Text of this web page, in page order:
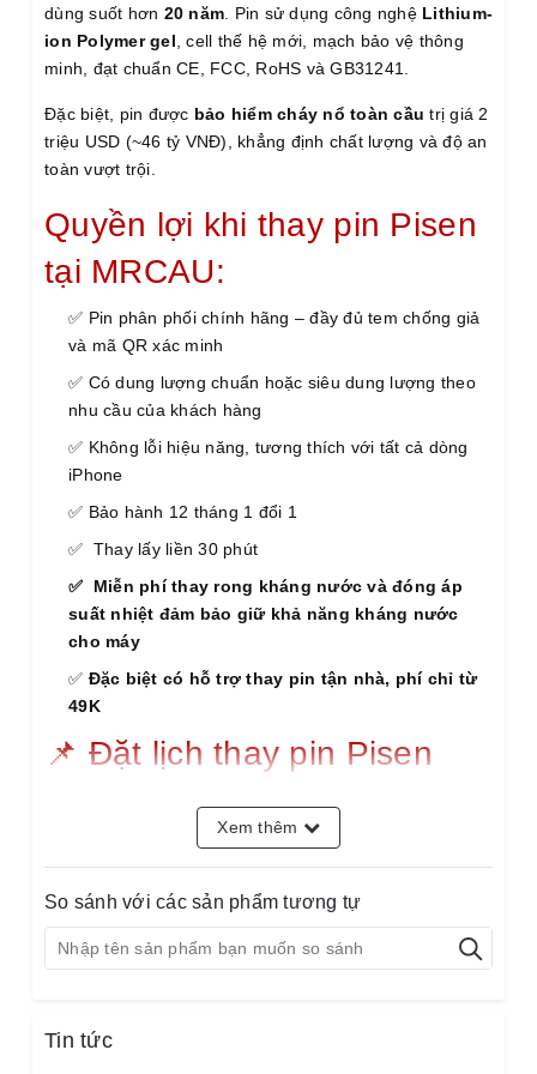
dùng suốt hơn 20 năm . Pin sử dụng công nghệ Lithium-
ion Polymer gel , cell thế hệ mới, mạch bảo vệ thông
minh, đạt chuẩn CE, FCC, RoHS và GB31241.
Đặc biệt, pin được bảo hiểm cháy nổ toàn cầu trị giá 2
triệu USD (~46 tỷ VNĐ), khẳng định chất lượng và độ an
toàn vượt trội.
Quyền lợi khi thay pin Pisen
tại MRCAU:
✅ Pin phân phối chính hãng – đầy đủ tem chống giả
và mã QR xác minh
✅ Có dung lượng chuẩn hoặc siêu dung lượng theo
nhu cầu của khách hàng
✅ Không lỗi hiệu năng, tương thích với tất cả dòng
iPhone
✅ Bảo hành 12 tháng 1 đổi 1
✅ Thay lấy liền 30 phút
✅ Miễn phí thay rong kháng nước và đóng áp
suất nhiệt đảm bảo giữ khả năng kháng nước
cho máy
✅ Đặc biệt có hỗ trợ thay pin tận nhà, phí chỉ từ
49K
📌 Đặt lịch thay pin Pisen
chính hãng – Giảm ngay
📌 Đặt lịch thay pin Pisen iPhone 7 chính hãng
Xem thêm
So sánh với các sản phẩm tương tự
Tin tức